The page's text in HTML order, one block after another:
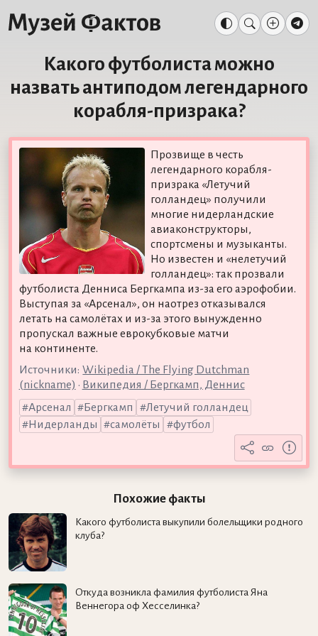
Какого футболиста можно
назвать антиподом легендарного
корабля-призрака?
Прозвище в честь
легендарного корабля-
призрака «Летучий
голландец» получили
многие нидерландские
авиаконструкторы,
спортсмены и музыканты.
Но известен и «нелетучий
голландец»: так прозвали
футболиста Денниса Бергкампа из-за его аэрофобии.
Выступая за «Арсенал», он наотрез отказывался
летать на самолётах и из-за этого вынужденно
пропускал важные еврокубковые матчи
на континенте.
Источники: Wikipedia / The Flying Dutchman
(nickname) • Википедия / Бергкамп, Деннис
Арсенал
Бергкамп
Летучий голландец
Нидерланды
самолёты футбол
Похожие факты
Какого футболиста выкупили болельщики родного
клуба?
Откуда возникла фамилия футболиста Яна
Веннегора оф Хесселинка?